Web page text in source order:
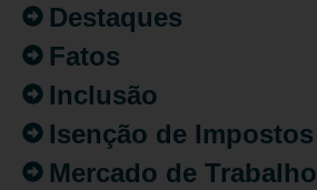
Destaques
Fatos
Inclusão
Isenção de Impostos
Mercado de Trabalho